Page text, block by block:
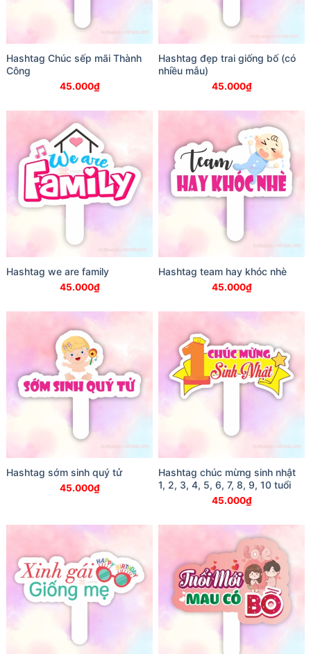
Hashtag Chúc sếp mãi Thành
Công
45.000₫
Hashtag đẹp trai giống bố (có
nhiều mẫu)
45.000₫
Hashtag we are family
45.000₫
Hashtag team hay khóc nhè
45.000₫
Hashtag sớm sinh quý tử
45.000₫
Hashtag chúc mừng sinh nhật
1, 2, 3, 4, 5, 6, 7, 8, 9, 10 tuổi
45.000₫